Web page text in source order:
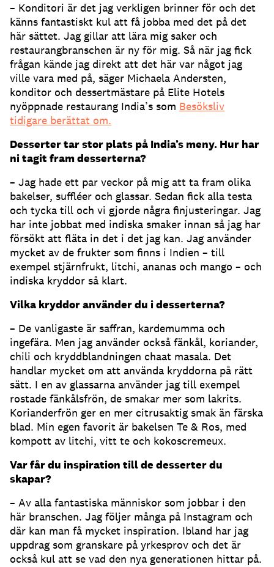
– Konditori är det jag verkligen brinner för och det
känns fantastiskt kul att få jobba med det på det
här sättet. Jag gillar att lära mig saker och
restaurangbranschen är ny för mig. Så när jag fick
frågan kände jag direkt att det här var något jag
ville vara med på, säger Michaela Andersten,
konditor och dessertmästare på Elite Hotels
nyöppnade restaurang India’s som Besöksliv
tidigare berättat om.
Desserter tar stor plats på India’s meny. Hur har
ni tagit fram desserterna?
– Jag hade ett par veckor på mig att ta fram olika
bakelser, suffléer och glassar. Sedan fick alla testa
och tycka till och vi gjorde några finjusteringar. Jag
har inte jobbat med indiska smaker innan så jag har
försökt att fläta in det i det jag kan. Jag använder
mycket av de frukter som finns i Indien – till
exempel stjärnfrukt, litchi, ananas och mango – och
indiska kryddor så klart.
Vilka kryddor använder du i desserterna?
– De vanligaste är saffran, kardemumma och
ingefära. Men jag använder också fänkål, koriander,
chili och kryddblandningen chaat masala. Det
handlar mycket om att använda kryddorna på rätt
sätt. I en av glassarna använder jag till exempel
rostade fänkålsfrön, de smakar mer som lakrits.
Korianderfrön ger en mer citrusaktig smak än färska
blad. Min egen favorit är bakelsen Te & Ros, med
kompott av litchi, vitt te och kokoscremeux.
Var får du inspiration till de desserter du
skapar?
– Av alla fantastiska människor som jobbar i den
här branschen. Jag följer många på Instagram och
där kan man få mycket inspiration. Ibland har jag
uppdrag som granskare på yrkesprov och det är
också kul att se vad den nya generationen hittar på.